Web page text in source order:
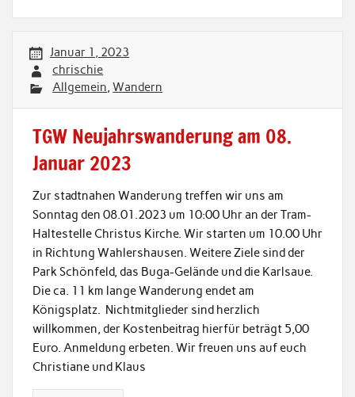
Januar 1, 2023
chrischie
Allgemein,Wandern
TGW Neujahrswanderung am 08.
Januar 2023
Zur stadtnahen Wanderung treffen wir uns am
Sonntag den 08.01.2023 um 10:00 Uhr an der Tram-
Haltestelle Christus Kirche. Wir starten um 10.00 Uhr
in Richtung Wahlershausen. Weitere Ziele sind der
Park Schönfeld, das Buga-Gelände und die Karlsaue.
Die ca. 11 km lange Wanderung endet am
Königsplatz. Nichtmitglieder sind herzlich
willkommen, der Kostenbeitrag hierfür beträgt 5,00
Euro. Anmeldung erbeten. Wir freuen uns auf euch
Christiane und Klaus